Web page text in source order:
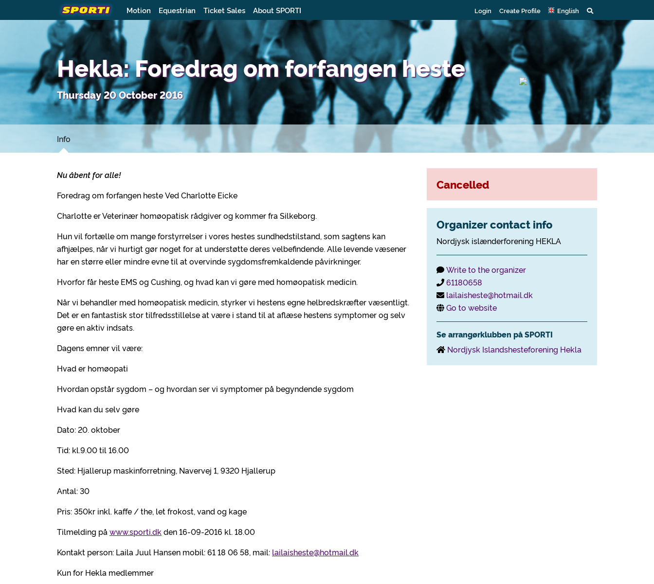
Motion Equestrian Ticket Sales About SPORTI Login Create Profile English
Hekla: Foredrag om forfangen heste
Thursday 20 October 2016
Info
Nu åbent for alle!
Foredrag om forfangen heste Ved Charlotte Eicke
Charlotte er Veterinær homøopatisk rådgiver og kommer fra Silkeborg.
Hun vil fortælle om mange forstyrrelser i vores hestes sundhedstilstand, som sagtens kan
afhjælpes, når vi hurtigt gør noget for at understøtte deres velbefindende. Alle levende væsener
har en større eller mindre evne til at overvinde sygdomsfremkaldende påvirkninger.
Hvorfor får heste EMS og Cushing, og hvad kan vi gøre med homøopatisk medicin.
Når vi behandler med homøopatisk medicin, styrker vi hestens egne helbredskræfter væsentligt.
Det er en fantastisk stor tilfredsstillelse at være i stand til at aflæse hestens symptomer og selv
gøre en aktiv indsats.
Dagens emner vil være:
Hvad er homøopati
Hvordan opstår sygdom – og hvordan ser vi symptomer på begyndende sygdom
Hvad kan du selv gøre
Dato: 20. oktober
Tid: kl.9.00 til 16.00
Sted: Hjallerup maskinforretning, Navervej 1, 9320 Hjallerup
Antal: 30
Pris: 350kr inkl. kaffe / the, let frokost, vand og kage
Tilmelding på www.sporti.dk den 16-09-2016 kl. 18.00
Kontakt person: Laila Juul Hansen mobil: 61 18 06 58, mail: lailaisheste@hotmail.dk
Kun for Hekla medlemmer
Cancelled
Organizer contact info
Nordjysk islænderforening HEKLA
Write to the organizer
61180658
lailaisheste@hotmail.dk
Go to website
Se arrangørklubben på SPORTI
Nordjysk Islandshesteforening Hekla